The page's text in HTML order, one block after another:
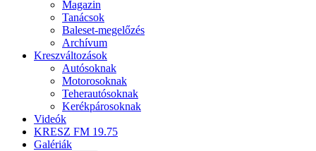
Magazin
Tanácsok
Baleset-megelőzés
Archívum
Kreszváltozások
Autósoknak
Motorosoknak
Teherautósoknak
Kerékpárosoknak
Videók
KRESZ FM 19.75
Galériák